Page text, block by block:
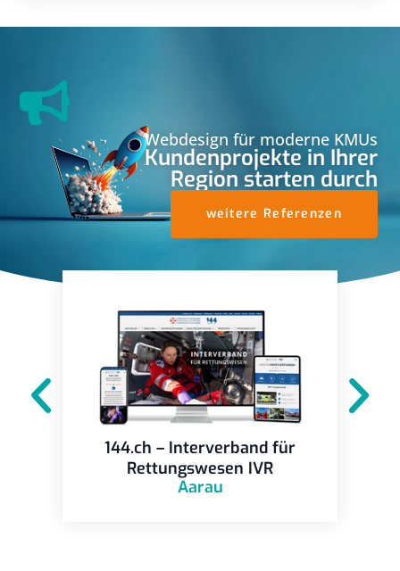
Webdesign für moderne KMUs
Kundenprojekte in Ihrer
Region starten durch
weitere Referenzen
144.ch – Interverband für
Rettungswesen IVR
Aarau